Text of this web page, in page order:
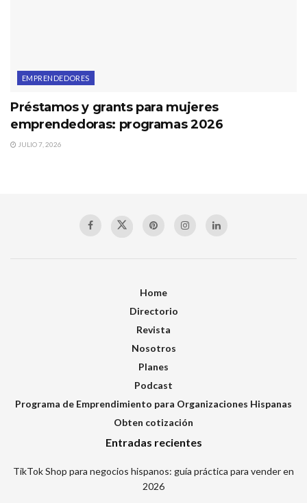
EMPRENDEDORES
Préstamos y grants para mujeres
emprendedoras: programas 2026
JULIO 7, 2026
Home
Directorio
Revista
Nosotros
Planes
Podcast
Programa de Emprendimiento para Organizaciones Hispanas
Obten cotización
Entradas recientes
TikTok Shop para negocios hispanos: guía práctica para vender en
2026